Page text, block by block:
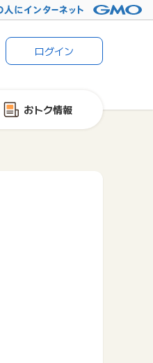
ログイン
おトク情報